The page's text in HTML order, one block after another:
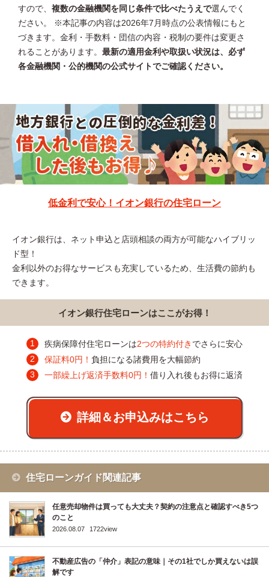
すので、 複数の金融機関を同じ条件で比べたうえで選んでく
ださい。 ※本記事の内容は2026年7月時点の公表情報にもと
づきます。金利・手数料・団信の内容・税制の要件は変更さ
れることがあります。 最新の適用金利や取扱い状況は、必ず
各金融機関・公的機関の公式サイトでご確認ください。
低金利で安心！イオン銀行の住宅ローン
イオン銀行は、ネット申込と店頭相談の両方が可能なハイブリッ
ド型！
金利以外のお得なサービスも充実しているため、生活費の節約も
できます。
イオン銀行住宅ローンはここがお得！
疾病保障付住宅ローンは2つの特約付き でさらに安心
保証料0円！ 負担になる諸費用を大幅節約
一部繰上げ返済手数料0円！ 借り入れ後もお得に返済
詳細＆お申込みはこちら
住宅ローンガイド関連記事
任意売却物件は買っても大丈夫？契約の注意点と確認すべき5つ
のこと
2026.08.07 1722view
不動産広告の「仲介」表記の意味｜その1社でしか買えないは誤
解です